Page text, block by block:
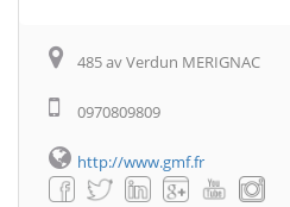
485 av Verdun MERIGNAC
0970809809
http://www.gmf.fr